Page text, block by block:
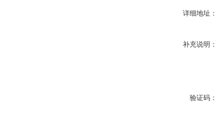
详细地址：
补充说明：
验证码：